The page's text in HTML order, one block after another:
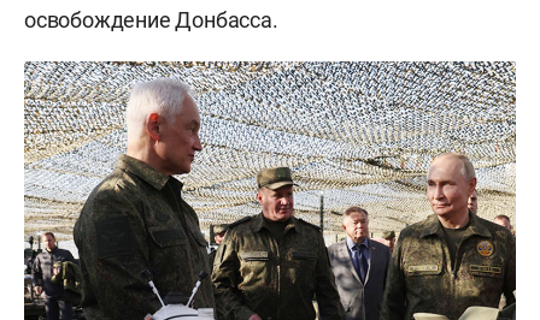
освобождение Донбасса.